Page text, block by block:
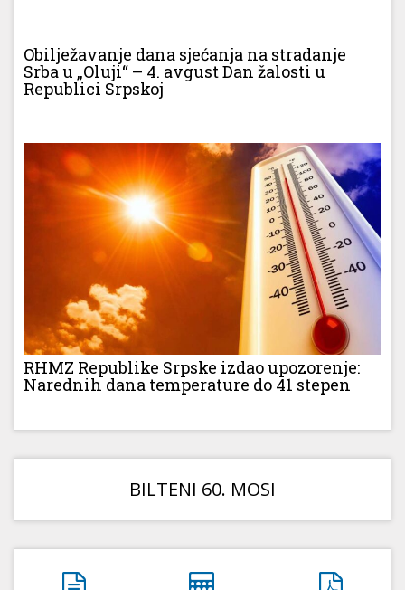
Obilježavanje dana sjećanja na stradanje
Srba u „Oluji“ – 4. avgust Dan žalosti u
Republici Srpskoj
RHMZ Republike Srpske izdao upozorenje:
Narednih dana temperature do 41 stepen
BILTENI 60. MOSI